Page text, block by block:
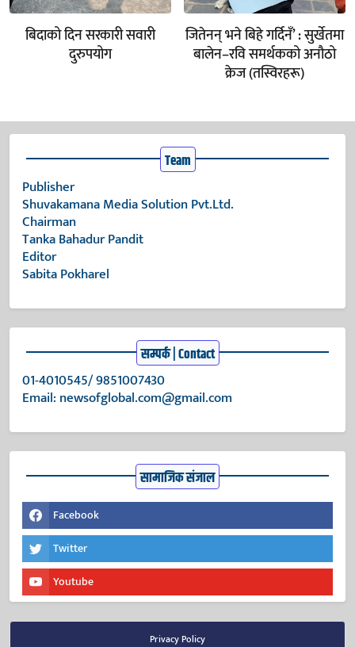
बिदाको दिन सरकारी सवारी
दुरुपयोग
जितेनन् भने बिहे गर्दिनँ’ : सुर्खेतमा
बालेन–रवि समर्थकको अनौठो
क्रेज (तस्विरहरू)
Team
Publisher
Shuvakamana Media Solution Pvt.Ltd.
Chairman
Tanka Bahadur Pandit
Editor
Sabita Pokharel
सम्पर्क | Contact
01-4010545/ 9851007430
Email: newsofglobal.com@gmail.com
सामाजिक संजाल
Facebook
Twitter
Youtube
Privacy Policy